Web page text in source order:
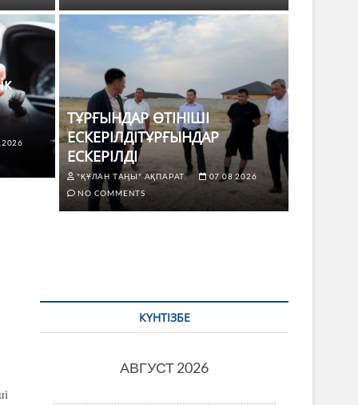
ЕСКЕРІЛДІТҰРҒЫНДАР
NO COMMENTS
ТҰРҒЫНДАР ӨТІНІШІ
ЕСКЕРІЛДІТҰРҒЫНДАР
ЕСКЕРІЛДІ
"ҚҰЛАН ТАҢЫ" АҚПАРАТ.
07.08.2026
NO COMMENTS
КҮНТІЗБЕ
АВГУСТ 2026